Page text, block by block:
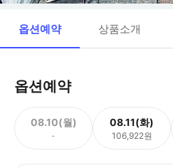
옵션예약 상품소개
옵션예약
08.10(월)
-
08.11(화)
106,922원